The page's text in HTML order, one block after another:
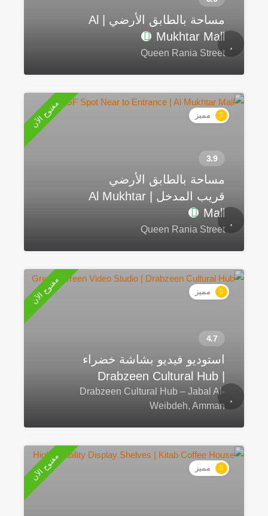
مساحة بالطابق الأرضي | Al
Mukhtar Mall
Queen Rania Street
مميز مفتوح الآن
مساحة بالطابق الأرضي
قريب المدخل | Al Mukhtar
Mall
Queen Rania Street
مميز مفتوح الآن
استوديو فيديو بشاشة خضراء
Drabzeen Cultural Hub – Jabal Al-
Weibdeh, Amman
مميز مفتوح الآن